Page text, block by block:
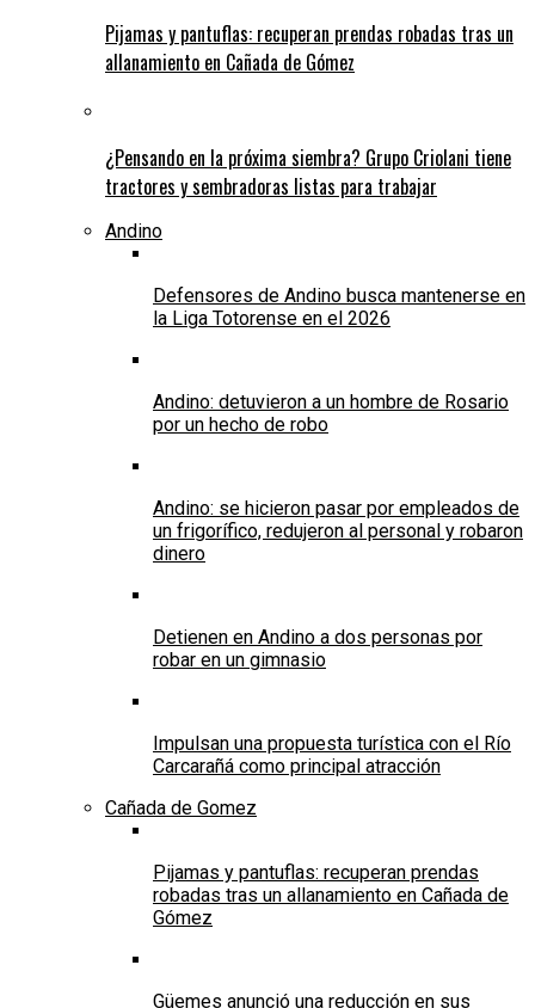
Pijamas y pantuflas: recuperan prendas robadas tras un
allanamiento en Cañada de Gómez
¿Pensando en la próxima siembra? Grupo Criolani tiene
tractores y sembradoras listas para trabajar
Andino
Defensores de Andino busca mantenerse en
la Liga Totorense en el 2026
Andino: detuvieron a un hombre de Rosario
por un hecho de robo
Andino: se hicieron pasar por empleados de
un frigorífico, redujeron al personal y robaron
dinero
Detienen en Andino a dos personas por
robar en un gimnasio
Impulsan una propuesta turística con el Río
Carcarañá como principal atracción
Cañada de Gomez
Pijamas y pantuflas: recuperan prendas
robadas tras un allanamiento en Cañada de
Gómez
Güemes anunció una reducción en sus